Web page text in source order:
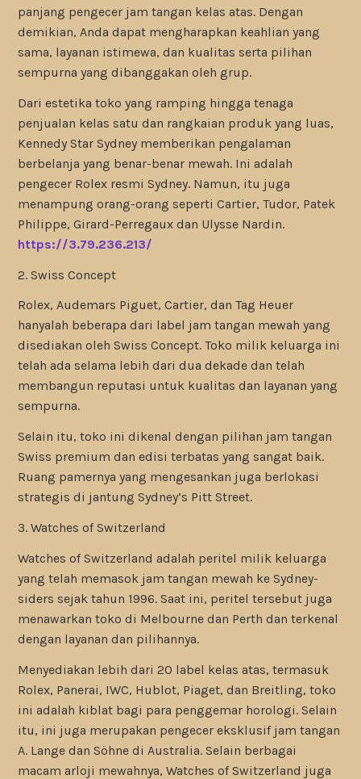
panjang pengecer jam tangan kelas atas. Dengan
demikian, Anda dapat mengharapkan keahlian yang
sama, layanan istimewa, dan kualitas serta pilihan
sempurna yang dibanggakan oleh grup.
Dari estetika toko yang ramping hingga tenaga
penjualan kelas satu dan rangkaian produk yang luas,
Kennedy Star Sydney memberikan pengalaman
berbelanja yang benar-benar mewah. Ini adalah
pengecer Rolex resmi Sydney. Namun, itu juga
menampung orang-orang seperti Cartier, Tudor, Patek
Philippe, Girard-Perregaux dan Ulysse Nardin.
https://3.79.236.213/
2. Swiss Concept
Rolex, Audemars Piguet, Cartier, dan Tag Heuer
hanyalah beberapa dari label jam tangan mewah yang
disediakan oleh Swiss Concept. Toko milik keluarga ini
telah ada selama lebih dari dua dekade dan telah
membangun reputasi untuk kualitas dan layanan yang
sempurna.
Selain itu, toko ini dikenal dengan pilihan jam tangan
Swiss premium dan edisi terbatas yang sangat baik.
Ruang pamernya yang mengesankan juga berlokasi
strategis di jantung Sydney’s Pitt Street.
3. Watches of Switzerland
Watches of Switzerland adalah peritel milik keluarga
yang telah memasok jam tangan mewah ke Sydney-
siders sejak tahun 1996. Saat ini, peritel tersebut juga
menawarkan toko di Melbourne dan Perth dan terkenal
dengan layanan dan pilihannya.
Menyediakan lebih dari 20 label kelas atas, termasuk
Rolex, Panerai, IWC, Hublot, Piaget, dan Breitling, toko
ini adalah kiblat bagi para penggemar horologi. Selain
itu, ini juga merupakan pengecer eksklusif jam tangan
A. Lange dan Söhne di Australia. Selain berbagai
macam arloji mewahnya, Watches of Switzerland juga